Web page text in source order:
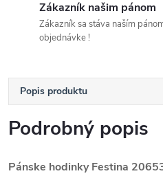
Zákazník našim pánom
Zákazník sa stáva naším
objednávke !
Popis produktu
Podrobný popis
Pánske hodinky Festina